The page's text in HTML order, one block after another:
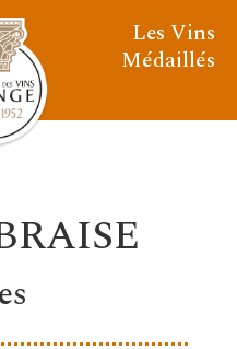
Les Vins
Médaillés